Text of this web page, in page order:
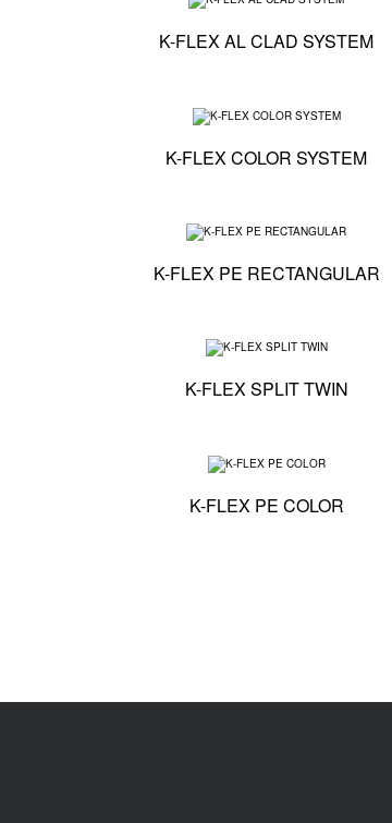
K-FLEX AL CLAD SYSTEM
K-FLEX COLOR SYSTEM
K-FLEX PE RECTANGULAR
K-FLEX SPLIT TWIN
K-FLEX PE COLOR